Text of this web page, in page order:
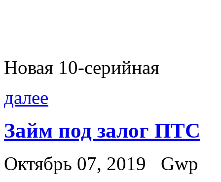
Новая 10-серийная
далее
Займ под залог ПТС
Октябрь 07, 2019
Gwp